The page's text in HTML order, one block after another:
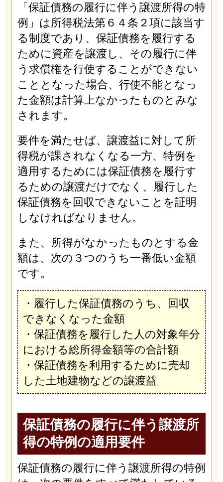
「保証債務の履行に伴う譲渡所得の特
例」は所得税法第６４条２項に該当す
る制度であり、保証債務を履行する
ために資産を譲渡し、その履行に伴
う求償権を行使することができない
こととなった場合、行使不能となっ
た金額は計算上なかったものとみな
されます。
要件を満たせば、譲渡益に対して所
得税が課されなくなる一方、特例を
適用するためには保証債務を履行す
るための譲渡だけでなく、履行した
保証債務を回収できないことを証明
しなければなりません。
また、所得がなかったものとする金
額は、次の３つのうち一番低い金額
です。
・履行した保証債務のうち、回収
できなくなった金額
・保証債務を履行した人の対象年分
における総所得金額等の合計額
・保証債務を利用するために売却
した土地建物などの譲渡益
保証債務の履行に伴う譲渡所
得の特例の適用要件
保証債務の履行に伴う譲渡所得の特例